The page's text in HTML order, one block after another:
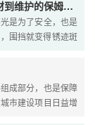
招专业的解决方
时候容易把这茬给
扭，要么修起来麻
都不是事儿，院子
围挡喷漆怎么做才结实耐用？从选材到维护的保姆级教程
是为了安全，也是
围挡就变得锈迹斑
不烂，还能让工地
对，要么手艺不
成部分，也是保障
市建设项目日益增